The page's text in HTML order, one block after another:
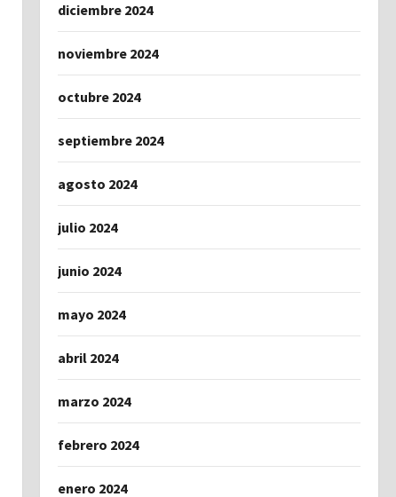
diciembre 2024
noviembre 2024
octubre 2024
septiembre 2024
agosto 2024
julio 2024
junio 2024
mayo 2024
abril 2024
marzo 2024
febrero 2024
enero 2024